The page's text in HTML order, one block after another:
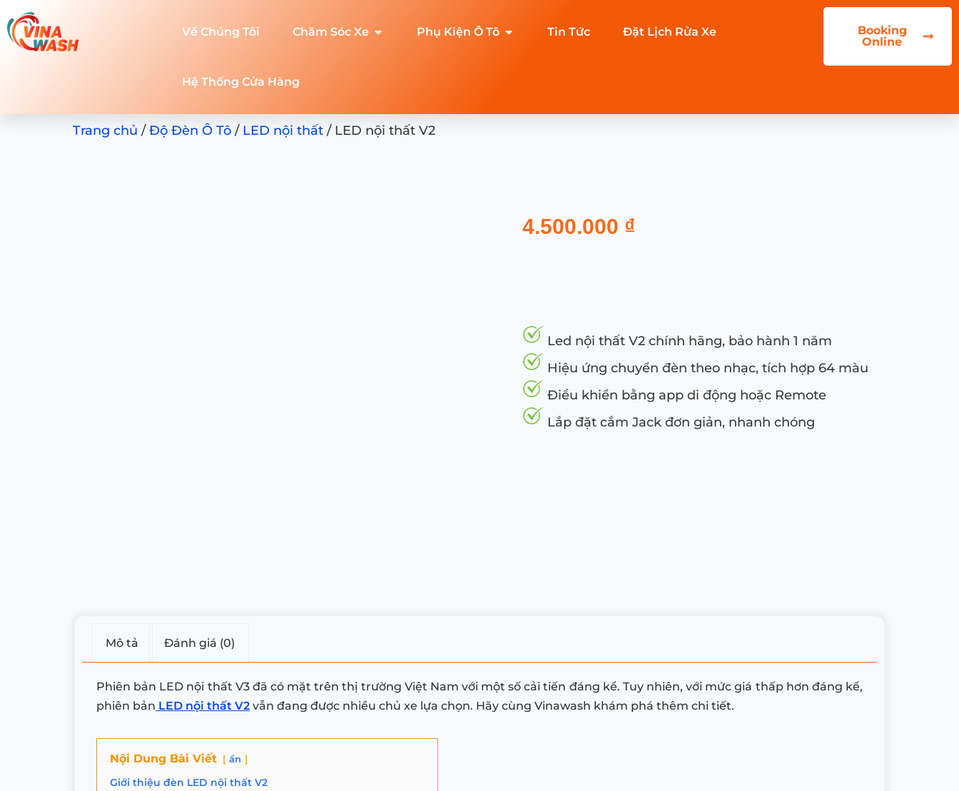
Về Chúng Tôi Chăm Sóc Xe Phụ Kiện Ô Tô Tin Tức Đặt Lịch Rửa Xe
Hệ Thống Cửa Hàng
Booking
Online
Trang chủ /Độ Đèn Ô Tô / LED nội thất / LED nội thất V2
4.500.000 ₫
Led nội thất V2 chính hãng, bảo hành 1 năm
Hiệu ứng chuyển đèn theo nhạc, tích hợp 64 màu
Điều khiển bằng app di động hoặc Remote
Lắp đặt cắm Jack đơn giản, nhanh chóng
Mô tả Đánh giá (0)
Phiên bản LED nội thất V3 đã có mặt trên thị trường Việt Nam với một số cải tiến đáng kể. Tuy nhiên, với mức giá thấp hơn đáng kể,
phiên bản LED nội thất V2 vẫn đang được nhiều chủ xe lựa chọn. Hãy cùng Vinawash khám phá thêm chi tiết.
Nội Dung Bài Viết ẩn
Giới thiệu đèn LED nội thất V2